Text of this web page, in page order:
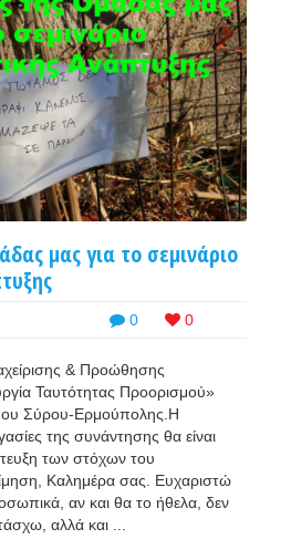
μας για το σεμινάριο
0 0
& Προώθησης
Ταυτότητας Προορισμού»
Σύρου-Ερμούπολης.Η
της συνάντησης θα είναι
των στόχων του
Καλημέρα σας. Ευχαριστώ
αν και θα το ήθελα, δεν
αλλά και ...